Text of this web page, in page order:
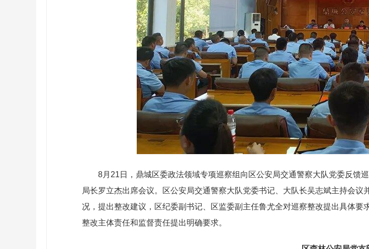
8月21日，鼎城区委政法领域专项巡察组向区公安局交通警察大队党委反馈
局长罗立杰出席会议。区公安局交通警察大队党委书记、大队长吴志斌主持会
况，提出整改建议，区纪委副书记、区监委副主任鲁尤全对巡察整改提出具体
整改主体责任和监督责任提出明确要求。